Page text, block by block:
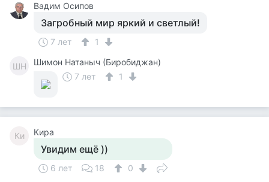
Вадим Осипов
Загробный мир яркий и светлый!
7 лет 1
ШН
Шимон Натаныч (Биробиджан)
7 лет
1
Ки Кира
Увидим ещё ))
6 лет 18
0